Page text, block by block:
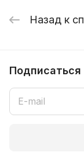
Назад к
Подписаться